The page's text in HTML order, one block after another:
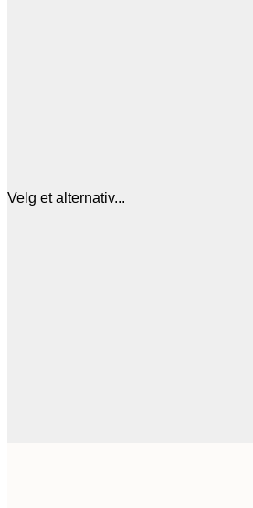
Velg et alternativ...